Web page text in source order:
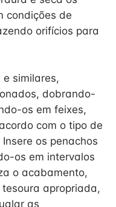
condições de
orifícios para
e similares,
dobrando-
os em feixes,
com o tipo de
os penachos
os em intervalos
o acabamento,
apropriada,
as